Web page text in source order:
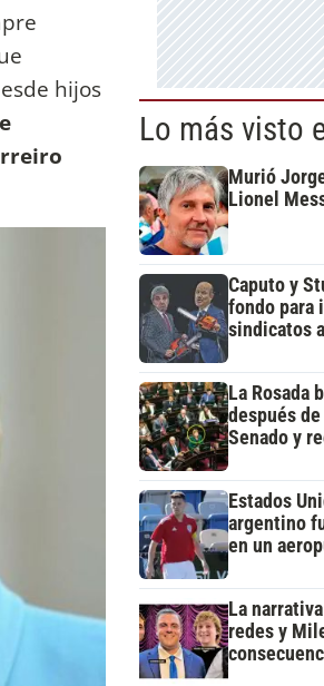
hijos
Lo más visto
Murió
Lionel
Caputo y
fondo para
sindicatos
La Rosada
después
Senado y
Estados
argentino
en un
La
redes y